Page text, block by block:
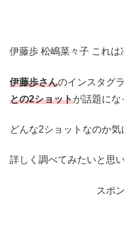
伊藤歩 松嶋菜々子 これは
伊藤歩さんのインスタグ
との2ショットが話題にな
どんな2ショットなのか気
詳しく調べてみたいと思い
スポ